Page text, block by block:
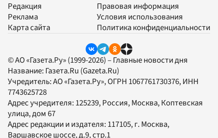
Редакция
Реклама
Карта сайта
Правовая информация
Условия использования
Политика конфиденциальности
© АО «Газета.Ру» (1999-2026) – Главные новости дня
Название: Газета.Ru (Gazeta.Ru)
Учредитель:АО «Газета.Ру», ОГРН 1067761730376, ИНН
7743625728
Адрес учредителя: 125239, Россия, Москва, Коптевская
улица, дом 67
Адрес редакции и издателя: 117105, г. Москва,
Варшавское шоссе, д.9, стр.1